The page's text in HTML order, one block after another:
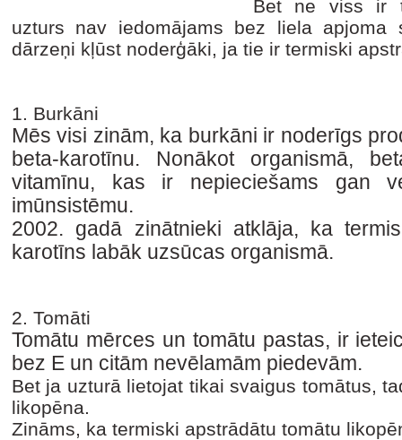
Bet ne viss ir
uzturs nav iedomājams bez liela apjoma
dārzeņi kļūst noderģāki, ja tie ir termiski
1. Burkāni
Mēs visi zinām, ka burkāni ir noderīgs
beta-karotīnu. Nonākot organismā,
vitamīnu, kas ir nepieciešams gan
imūnsistēmu.
2002. gadā zinātnieki atklāja, ka
karotīns labāk uzsūcas organismā.
2. Tomāti
Tomātu mērces un tomātu pastas, ir
bez E un citām nevēlamām piedevām.
Bet ja uzturā lietojat tikai svaigus tomātus,
likopēna.
Zināms, ka termiski apstrādātu tomātu